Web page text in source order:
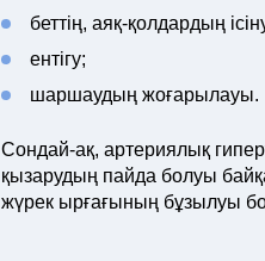
беттің, аяқ-қолдардың
ентігу;
шаршаудың жоғарылауы.
Сондай-ақ, артериялық
қызарудың пайда болуы
жүрек ырғағының бұзылуы